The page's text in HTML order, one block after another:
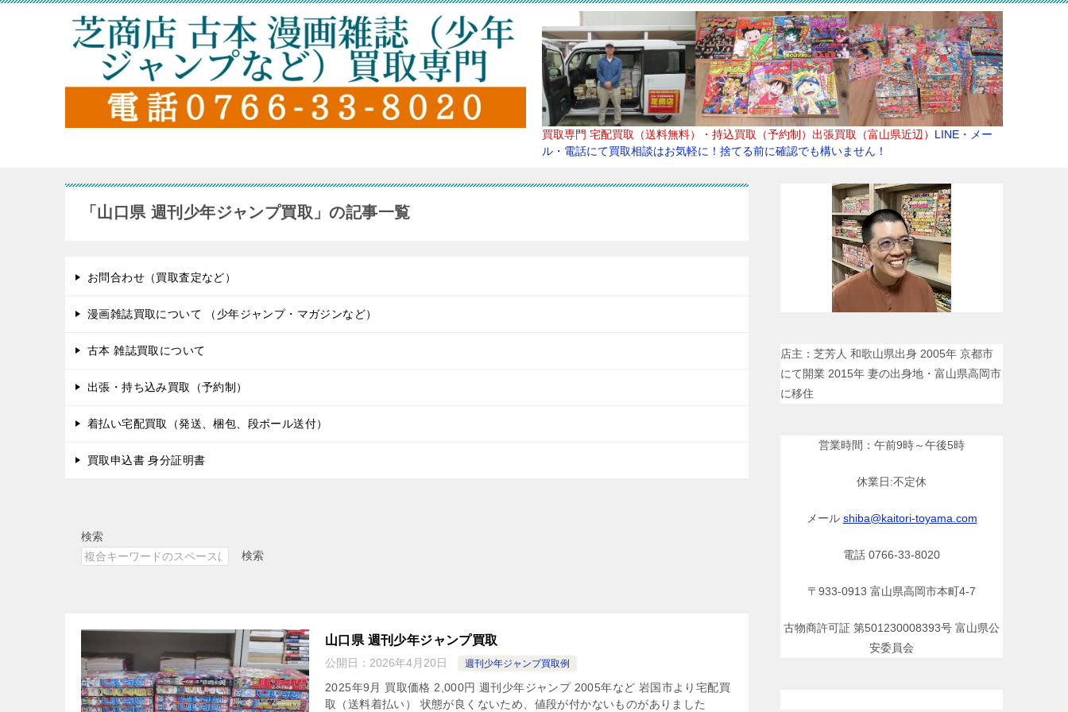
買取専門 宅配買取（送料無料）・持込買取（予約制）出張買取（富山県近辺） LINE・メー
ル・電話にて買取相談はお気軽に！捨てる前に確認でも構いません！
「山口県 週刊少年ジャンプ買取」の記事一覧
お問合わせ（買取査定など）
漫画雑誌買取について （少年ジャンプ・マガジンなど）
古本 雑誌買取について
出張・持ち込み買取（予約制）
着払い宅配買取（発送、梱包、段ボール送付）
買取申込書 身分証明書
検索
検索
山口県 週刊少年ジャンプ買取
公開日： 2026年4月20日 週刊少年ジャンプ買取例
2025年9月 買取価格 2,000円 週刊少年ジャンプ 2005年など 岩国市より宅配買
取（送料着払い） 状態が良くないため、値段が付かないものがありました
店主：芝芳人 和歌山県出身 2005年 京都市
にて開業 2015年 妻の出身地・富山県高岡市
に移住
営業時間：午前9時～午後5時
休業日:不定休
メール shiba@kaitori-toyama.com
電話 0766-33-8020
〒933-0913 富山県高岡市本町4-7
古物商許可証 第501230008393号 富山県公
安委員会